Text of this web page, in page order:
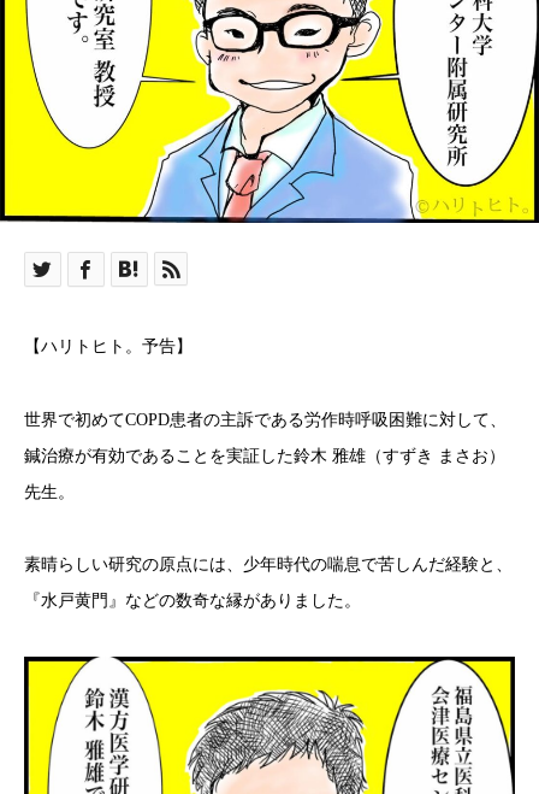
【ハリトヒト。予告】
世界で初めてCOPD患者の主訴である労作時呼吸困難に対して、
鍼治療が有効であることを実証した鈴木 雅雄（すずき まさお）
先生。
素晴らしい研究の原点には、少年時代の喘息で苦しんだ経験と、
『水戸黄門』などの数奇な縁がありました。